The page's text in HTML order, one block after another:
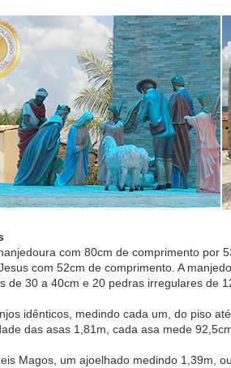
com 80cm de comprimento por
com 52cm de comprimento. A
de 30 a 40cm e 20 pedras irregulares de
idênticos, medindo cada um, do piso
das asas 1,81m, cada asa mede
Magos, um ajoelhado medindo 1,39m,